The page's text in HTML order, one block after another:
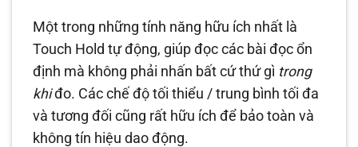
Một trong những tính năng hữu ích nhất là
Touch Hold tự động, giúp đọc các bài đọc ổn
định mà không phải nhấn bất cứ thứ gì trong
khiđo. Các chế độ tối thiểu / trung bình tối đa
và tương đối cũng rất hữu ích để bảo toàn và
không tín hiệu dao động.